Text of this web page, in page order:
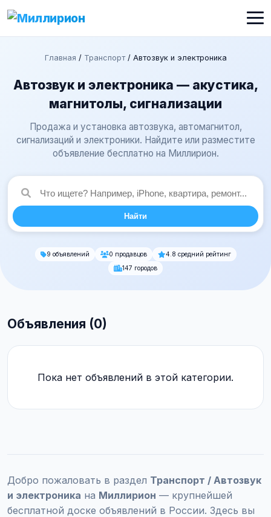
Главная / Транспорт/ Автозвук и электроника
Автозвук и электроника — акустика,
магнитолы, сигнализации
Продажа и установка автозвука, автомагнитол,
сигнализаций и электроники. Найдите или разместите
объявление бесплатно на Миллирион.
Найти
9 объявлений 0 продавцов
4.8 средний рейтинг
147 городов
Объявления (0)
Пока нет объявлений в этой категории.
Добро пожаловать в раздел Транспорт / Автозвук
и электроника на Миллирион — крупнейшей
бесплатной доске объявлений в России. Здесь вы